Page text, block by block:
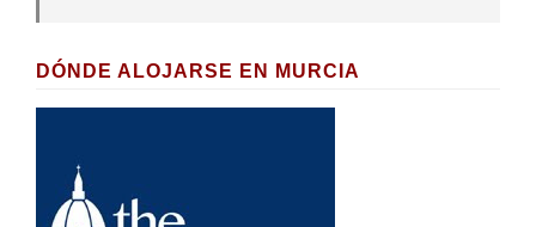
DÓNDE ALOJARSE EN MURCIA